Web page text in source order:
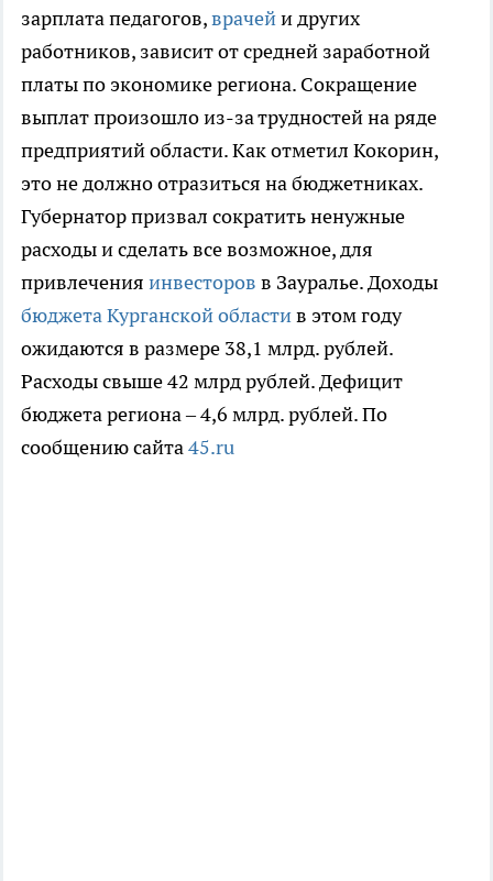
зарплата педагогов,врачейи других
работников, зависит от средней заработной
платы по экономике региона. Сокращение
выплат произошло из-за трудностей на ряде
предприятий области. Как отметил Кокорин,
это не должно отразиться на бюджетниках.
Губернатор призвал сократить ненужные
расходы и сделать все возможное, для
привлечения инвесторов в Зауралье. Доходы
бюджета Курганской областив этом году
ожидаются в размере 38,1 млрд. рублей.
Расходы свыше 42 млрд рублей. Дефицит
бюджета региона – 4,6 млрд. рублей. По
сообщению сайта45.ru